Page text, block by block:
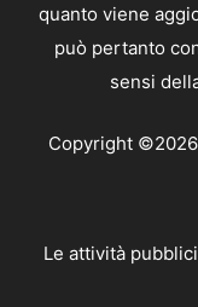
quanto viene
può pertanto
sensi
Copyright
Le attività